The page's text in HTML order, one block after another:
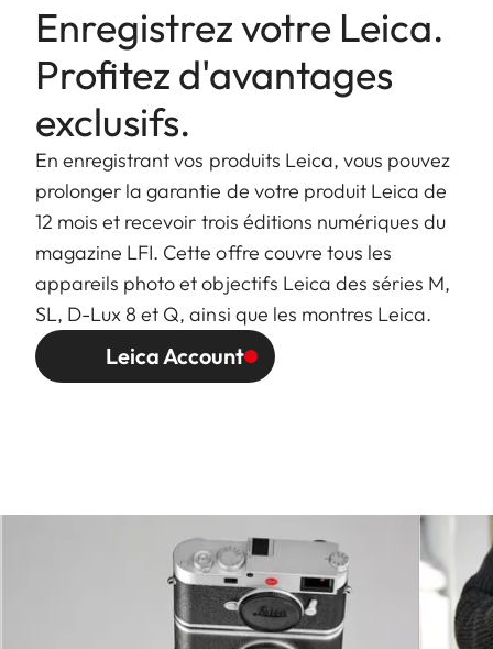
Enregistrez votre Leica.
Profitez d'avantages
exclusifs.
En enregistrant vos produits Leica, vous pouvez
prolonger la garantie de votre produit Leica de
12 mois et recevoir trois éditions numériques du
magazine LFI. Cette offre couvre tous les
appareils photo et objectifs Leica des séries M,
SL, D-Lux 8 et Q, ainsi que les montres Leica.
Leica Account